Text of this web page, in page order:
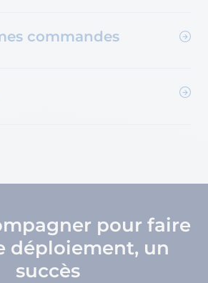
commandes
pour faire
déploiement, un
succès